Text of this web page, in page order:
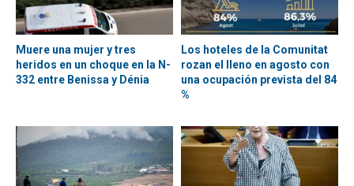
Muere una mujer y tres
heridos en un choque en la N-
332 entre Benissa y Dénia
Los hoteles de la Comunitat
rozan el lleno en agosto con
una ocupación prevista del 84
%